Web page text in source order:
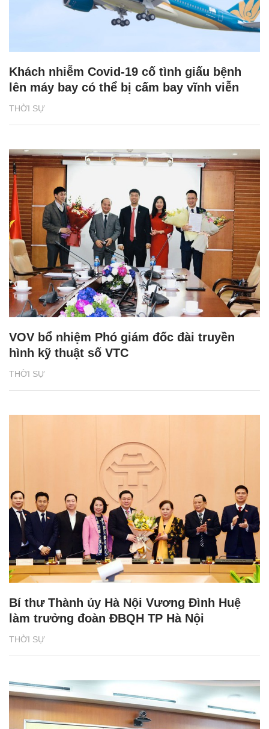
THỜI SỰ
Khách nhiễm Covid-19 cố tình giấu bệnh
lên máy bay có thể bị cấm bay vĩnh viễn
THỜI SỰ
VOV bổ nhiệm Phó giám đốc đài truyền
hình kỹ thuật số VTC
THỜI SỰ
Bí thư Thành ủy Hà Nội Vương Đình Huệ
làm trưởng đoàn ĐBQH TP Hà Nội